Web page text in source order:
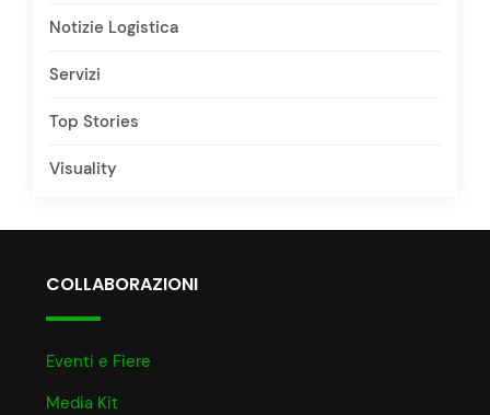
Notizie Logistica
Servizi
Top Stories
Visuality
COLLABORAZIONI
Eventi e Fiere
Media Kit